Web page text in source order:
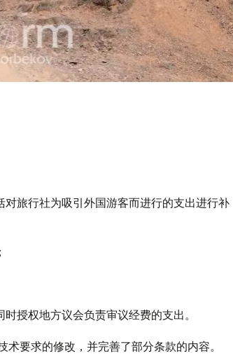
旅行社为吸引外国游客而进行的支出进行补
授权地方议会负责审议经费的支出。
要求的修改，并完善了部分条款的内容。